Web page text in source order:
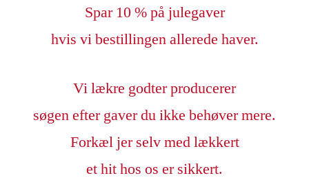
Spar 10 % på julegaver
hvis vi bestillingen allerede haver.
Vi lækre godter producerer
søgen efter gaver du ikke behøver mere.
Forkæl jer selv med lækkert
et hit hos os er sikkert.